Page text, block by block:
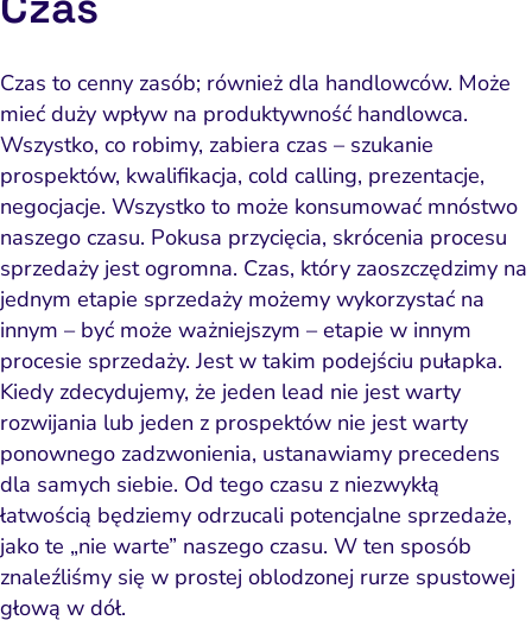
Czas to cenny zasób; również dla handlowców. Może
mieć duży wpływ na produktywność handlowca.
Wszystko, co robimy, zabiera czas – szukanie
prospektów, kwalifikacja, cold calling, prezentacje,
negocjacje. Wszystko to może konsumować mnóstwo
naszego czasu. Pokusa przycięcia, skrócenia procesu
sprzedaży jest ogromna. Czas, który zaoszczędzimy na
jednym etapie sprzedaży możemy wykorzystać na
innym – być może ważniejszym – etapie w innym
procesie sprzedaży. Jest w takim podejściu pułapka.
Kiedy zdecydujemy, że jeden lead nie jest warty
rozwijania lub jeden z prospektów nie jest warty
ponownego zadzwonienia, ustanawiamy precedens
dla samych siebie. Od tego czasu z niezwykłą
łatwością będziemy odrzucali potencjalne sprzedaże,
jako te „nie warte” naszego czasu. W ten sposób
znaleźliśmy się w prostej oblodzonej rurze spustowej
głową w dół.